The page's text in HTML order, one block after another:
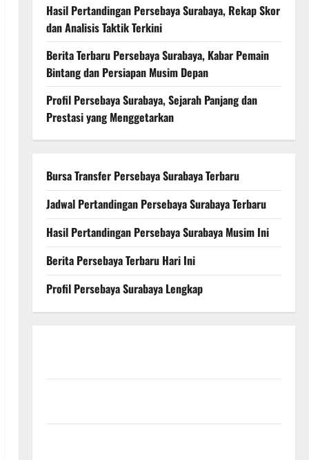
Hasil Pertandingan Persebaya Surabaya, Rekap Skor
dan Analisis Taktik Terkini
Berita Terbaru Persebaya Surabaya, Kabar Pemain
Bintang dan Persiapan Musim Depan
Profil Persebaya Surabaya, Sejarah Panjang dan
Prestasi yang Menggetarkan
Bursa Transfer Persebaya Surabaya Terbaru
Jadwal Pertandingan Persebaya Surabaya Terbaru
Hasil Pertandingan Persebaya Surabaya Musim Ini
Berita Persebaya Terbaru Hari Ini
Profil Persebaya Surabaya Lengkap